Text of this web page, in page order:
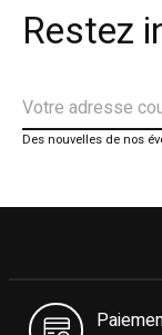
Restez
Des nouvelles de nos